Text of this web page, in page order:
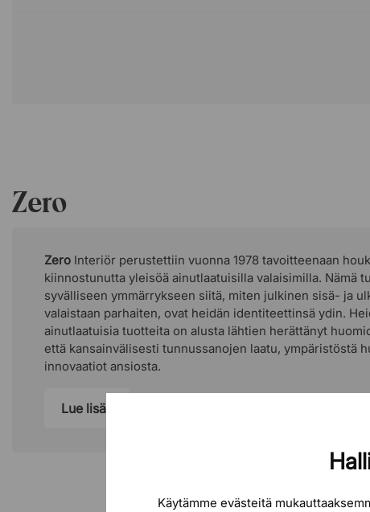
Käytämme evästeitä
Zero
Zero Interiör perustettiin vuonna 1978 tavoitteenaan
kiinnostunutta yleisöä ainutlaatuisilla valaisimilla. Nämä
syvälliseen ymmärrykseen siitä, miten julkinen sisä- ja
valaistaan parhaiten, ovat heidän identiteettinsä ydin.
ainutlaatuisia tuotteita on alusta lähtien herättänyt
että kansainvälisesti tunnussanojen laatu, ympäristöstä
innovaatiot ansiosta.
Lue lisää